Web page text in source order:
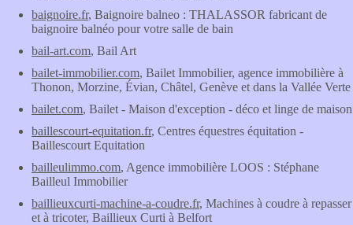
baignoire.fr, Baignoire balneo : THALASSOR fabricant de
baignoire balnéo pour votre salle de bain
bail-art.com, Bail Art
bailet-immobilier.com, Bailet Immobilier, agence immobilière à
Thonon, Morzine, Évian, Châtel, Genève et dans la Vallée Verte
bailet.com, Bailet - Maison d'exception - déco et linge de maison
baillescourt-equitation.fr, Centres équestres équitation -
Baillescourt Equitation
bailleulimmo.com, Agence immobilière LOOS : Stéphane
Bailleul Immobilier
baillieuxcurti-machine-a-coudre.fr, Machines à coudre à repasser
et à tricoter, Baillieux Curti à Belfort